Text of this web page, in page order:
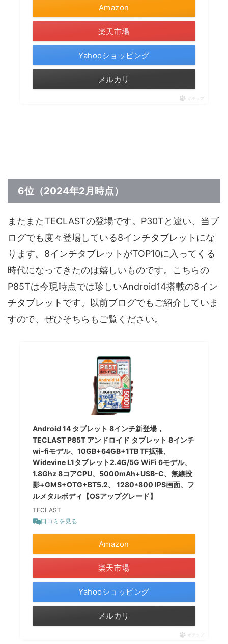
Amazon
楽天市場
Yahooショッピング
メルカリ
ポチップ
6位（2024年2月時点）
またまたTECLASTの登場です。P30Tと違い、当ブ
ログでも度々登場している8インチタブレットにな
ります。8インチタブレットがTOP10に入ってくる
時代になってきたのは嬉しいものです。こちらの
P85Tは今現時点では珍しいAndroid14搭載の8イン
チタブレットです。以前ブログでもご紹介していま
すので、ぜひそちらもご覧ください。
Android 14 タブレット 8インチ新登場，
TECLAST P85T アンドロイド タブレット 8インチ
wi-fiモデル、10GB+64GB+1TB TF拡張、
Widevine L1タブレット2.4G/5G WiFi 6モデル、
1.8Ghz 8コアCPU、5000mAh+USB-C、無線投
影+GMS+OTG+BT5.2、 1280*800 IPS画面、フ
ルメタルボディ【OSアップグレード】
TECLAST
口コミを見る
Amazon
楽天市場
Yahooショッピング
メルカリ
ポチップ